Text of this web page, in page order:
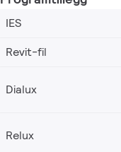
IES
Revit-fil
Dialux
Relux